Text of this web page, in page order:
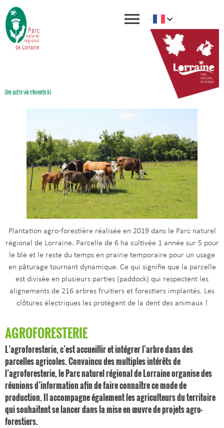
AGROFORESTERIE
L’agroforesterie, c’est accueillir et intégrer l’arbre dans des
parcelles agricoles. Convaincu des multiples intérêts de
l’agroforesterie, le Parc naturel régional de Lorraine organise des
réunions d’information afin de faire connaître ce mode de
production. Il accompagne également les agriculteurs du territoire
qui souhaitent se lancer dans la mise en œuvre de projets agro-
forestiers.
Plantation agro-forestière réalisée en 2019 dans le Parc naturel
régional de Lorraine. Parcelle de 6 ha cultivée 1 année sur 5 pour
le blé et le reste du temps en prairie temporaire pour un usage
en pâturage tournant dynamique. Ce qui signifie que la parcelle
est divisée en plusieurs parties (paddock) qui respectent les
alignements de 216 arbres fruitiers et forestiers implantés. Les
clôtures électriques les protègent de la dent des animaux !